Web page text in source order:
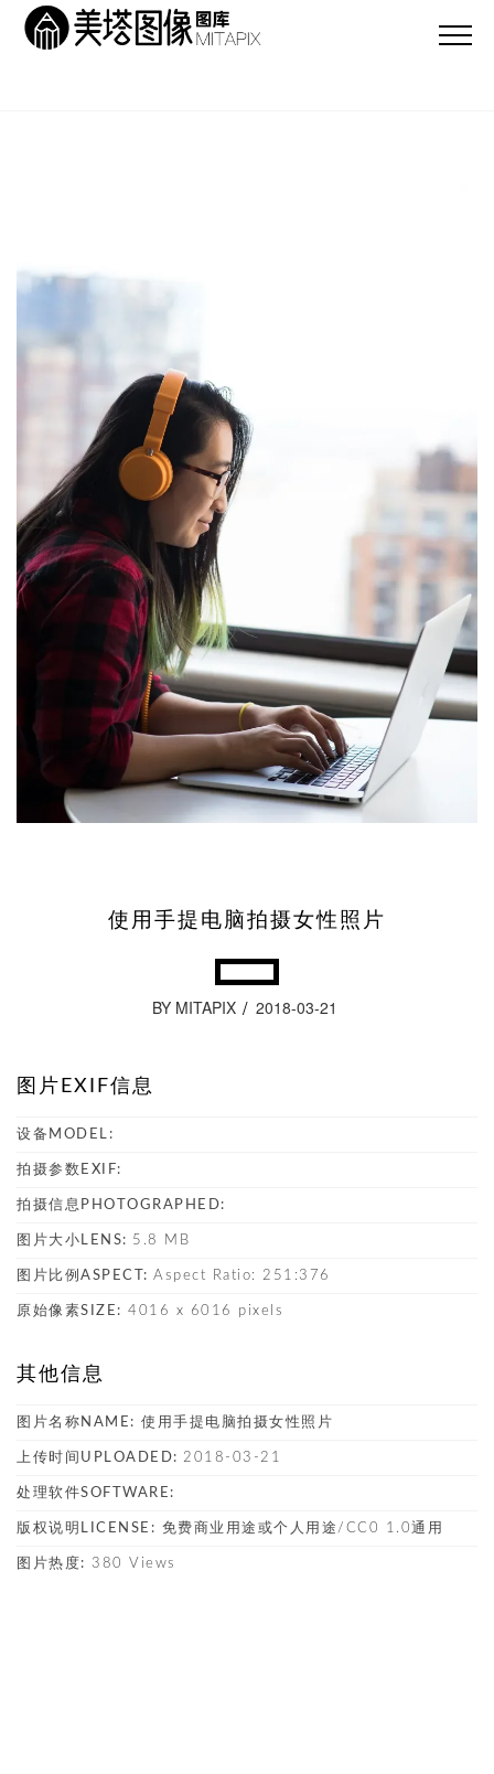
使用手提电脑拍摄女性照片
BY MITAPIX 2018-03-21
图片EXIF信息
设备MODEL:
拍摄参数EXIF:
拍摄信息PHOTOGRAPHED:
图片大小LENS: 5.8 MB
图片比例ASPECT: Aspect Ratio: 251:376
原始像素SIZE: 4016 x 6016 pixels
其他信息
图片名称NAME: 使用手提电脑拍摄女性照片
上传时间UPLOADED: 2018-03-21
处理软件SOFTWARE:
版权说明LICENSE: 免费商业用途或个人用途/CC0 1.0通用
图片热度: 380 Views